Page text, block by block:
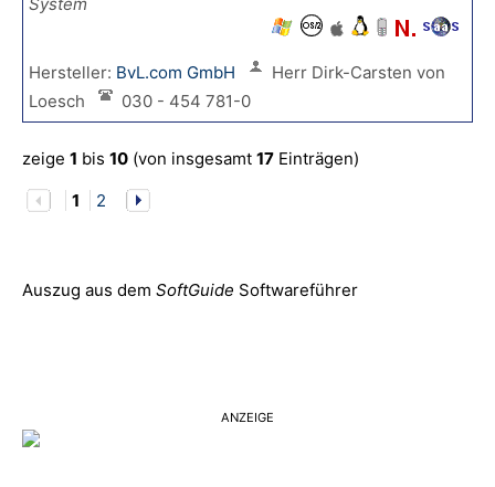
Hersteller: BvL.com GmbH
Herr Dirk-Carsten von
Loesch
030 - 454 781-0
zeige 1 bis 10 (von insgesamt 17 Einträgen)
1
2
Auszug aus dem SoftGuide Softwareführer
ANZEIGE